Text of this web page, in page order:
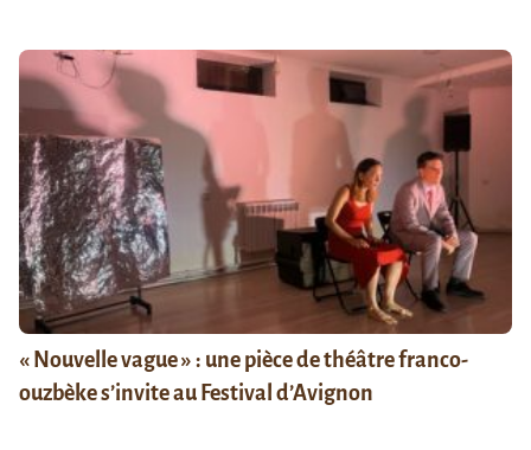
« Nouvelle vague » : une pièce de théâtre franco-
ouzbèke s’invite au Festival d’Avignon